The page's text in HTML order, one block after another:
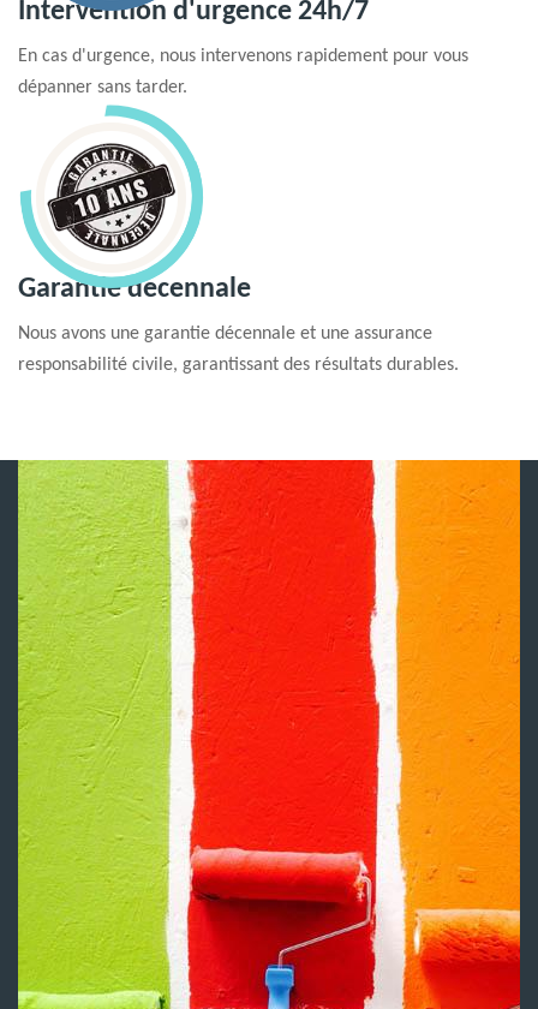
Intervention d'urgence 24h/7
En cas d'urgence, nous intervenons rapidement pour vous
dépanner sans tarder.
Garantie decennale
Nous avons une garantie décennale et une assurance
responsabilité civile, garantissant des résultats durables.